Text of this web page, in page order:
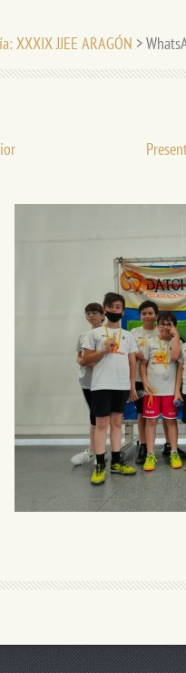
XXXIX JJEE ARAGÓN >